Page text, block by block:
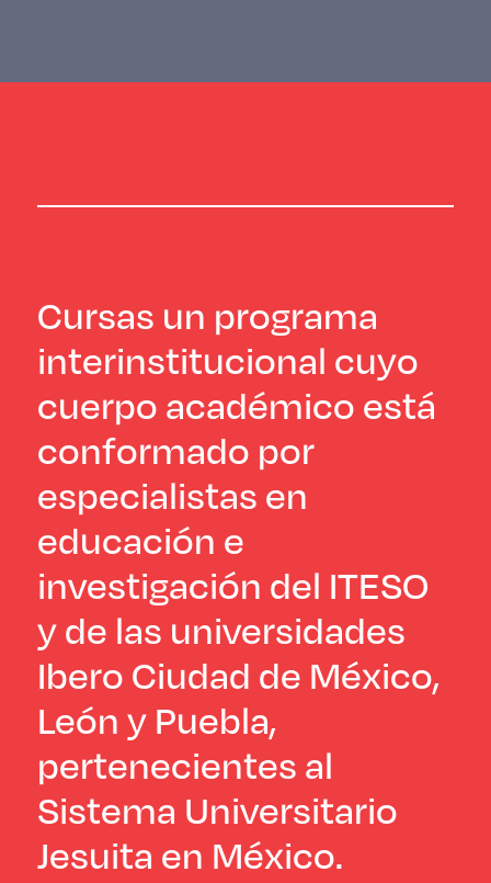
Cursas un programa
interinstitucional cuyo
cuerpo académico está
conformado por
especialistas en
educación e
investigación del ITESO
y de las universidades
Ibero Ciudad de México,
León y Puebla,
pertenecientes al
Sistema Universitario
Jesuita en México.